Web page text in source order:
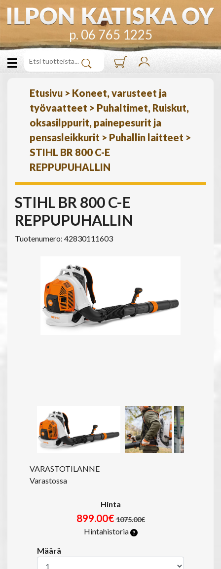
p. 06 765 1225
Etusivu > Koneet, varusteet ja
työvaatteet > Puhaltimet, Ruiskut,
oksasilppurit, painepesurit ja
pensasleikkurit > Puhallin laitteet >
STIHL BR 800 C-E
REPPUPUHALLIN
STIHL BR 800 C-E
REPPUPUHALLIN
Tuotenumero: 42830111603
VARASTOTILANNE
Varastossa
Hinta
899.00€ 1075.00€
Hintahistoria
Määrä